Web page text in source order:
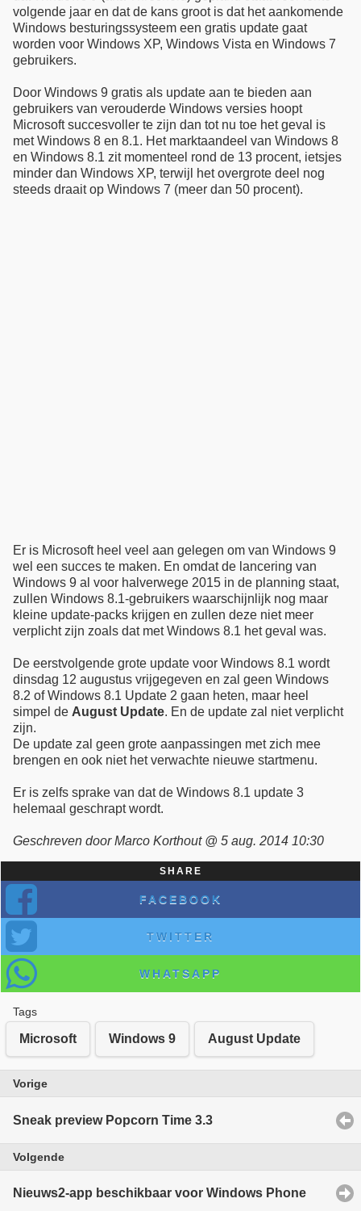
volgende jaar en dat de kans groot is dat het aankomende
Windows besturingssysteem een gratis update gaat
worden voor Windows XP, Windows Vista en Windows 7
gebruikers.
Door Windows 9 gratis als update aan te bieden aan
gebruikers van verouderde Windows versies hoopt
Microsoft succesvoller te zijn dan tot nu toe het geval is
met Windows 8 en 8.1. Het marktaandeel van Windows 8
en Windows 8.1 zit momenteel rond de 13 procent, ietsjes
minder dan Windows XP, terwijl het overgrote deel nog
steeds draait op Windows 7 (meer dan 50 procent).
Er is Microsoft heel veel aan gelegen om van Windows 9
wel een succes te maken. En omdat de lancering van
Windows 9 al voor halverwege 2015 in de planning staat,
zullen Windows 8.1-gebruikers waarschijnlijk nog maar
kleine update-packs krijgen en zullen deze niet meer
verplicht zijn zoals dat met Windows 8.1 het geval was.
De eerstvolgende grote update voor Windows 8.1 wordt
dinsdag 12 augustus vrijgegeven en zal geen Windows
8.2 of Windows 8.1 Update 2 gaan heten, maar heel
simpel de August Update. En de update zal niet verplicht
zijn.
De update zal geen grote aanpassingen met zich mee
brengen en ook niet het verwachte nieuwe startmenu.
Er is zelfs sprake van dat de Windows 8.1 update 3
helemaal geschrapt wordt.
Geschreven door Marco Korthout @ 5 aug. 2014 10:30
SHARE
FACEBOOK
TWITTER
WHATSAPP
Tags
Microsoft Windows 9 August Update
Vorige
Sneak preview Popcorn Time 3.3
Volgende
Nieuws2-app beschikbaar voor Windows Phone